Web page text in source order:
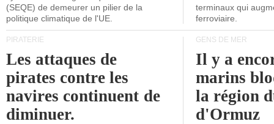
(SEQE) de demeurer un pilier de la
politique climatique de l'UE.
terminaux qui
ferroviaire.
PIRATERIE
Les attaques de
pirates contre les
navires continuent de
diminuer.
GENS DE MER
Il y a
marins
la région
d'Ormuz